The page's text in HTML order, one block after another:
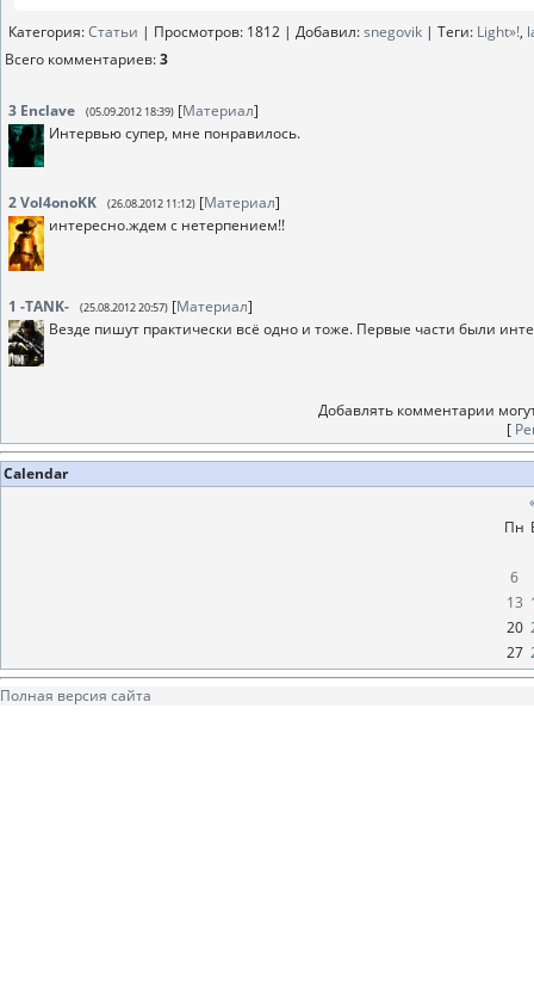
Категория:Статьи | Просмотров: 1812 | Добавил:snegovik | Теги: Light»!,
Всего комментариев:3
3 Enclave (05.09.2012 18:39) [Материал]
Интервью супер, мне понравилось.
2Vol4onoKK (26.08.2012 11:12) [Материал]
интересно.ждем с нетерпением!!
1 -TANK- (25.08.2012 20:57) [Материал]
Везде пишут практически всё одно и тоже. Первые части были
Добавлять комментарии
[
Calendar
Пн
6
13
20
27
Полная версия сайта